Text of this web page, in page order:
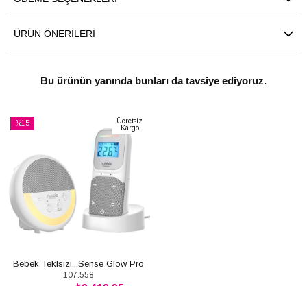
ÜRÜN ÖNERILERI
Bu ürünün yanında bunları da tavsiye ediyoruz.
%15
Ücretsiz
Kargo
Bebek Teklsizi...Sense Glow Pro
107.558